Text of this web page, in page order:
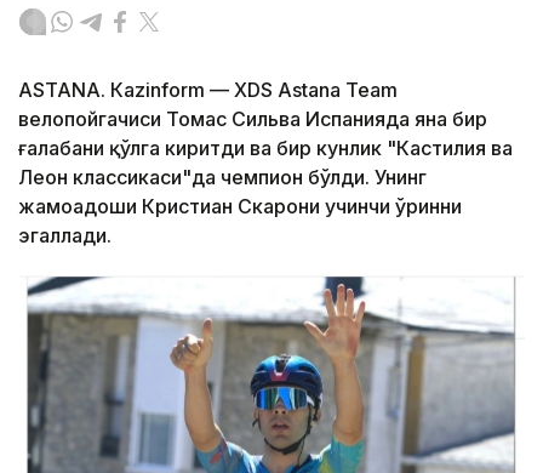
ASTANА. Кazinform — XDS Astana Team
велопойгачиси Томас Сильва Испанияда яна бир
ғалабани қўлга киритди ва бир кунлик "Кастилия ва
Леон классикаси"да чемпион бўлди. Унинг
жамоадоши Кристиан Скарони учинчи ўринни
эгаллади.